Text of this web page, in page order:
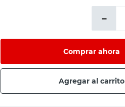
－
Comprar ahora
Agregar al carrito